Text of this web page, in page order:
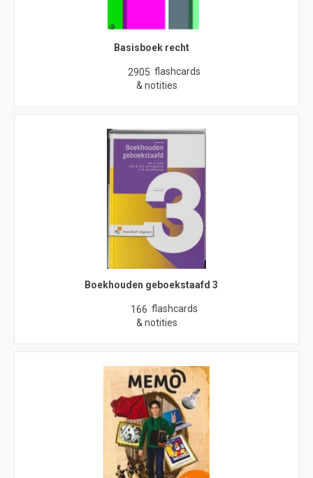
Basisboek recht
2905 flashcards
& notities
Boekhouden geboekstaafd 3
166 flashcards
& notities